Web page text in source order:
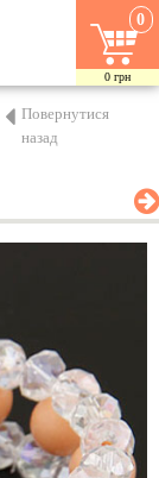
0
0 грн
Повернутися
назад